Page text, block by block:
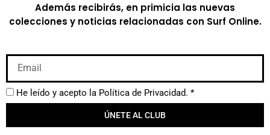
Además recibirás, en primicia las nuevas
colecciones y noticias relacionadas con Surf Online.
He leído y acepto la Política de Privacidad. *
ÚNETE AL CLUB